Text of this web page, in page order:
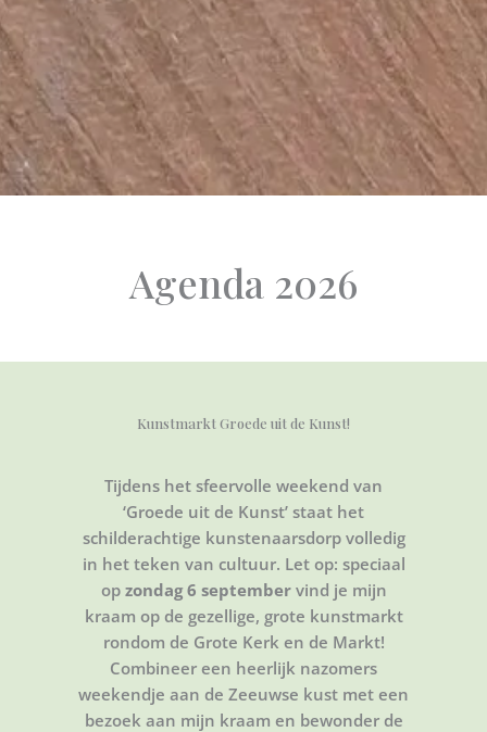
Agenda 2026
Kunstmarkt Groede uit de Kunst!
Tijdens het sfeervolle weekend van
‘Groede uit de Kunst’ staat het
schilderachtige kunstenaarsdorp volledig
in het teken van cultuur. Let op: speciaal
op zondag 6 septembervind je mijn
kraam op de gezellige, grote kunstmarkt
rondom de Grote Kerk en de Markt!
Combineer een heerlijk nazomers
weekendje aan de Zeeuwse kust met een
bezoek aan mijn kraam en bewonder de